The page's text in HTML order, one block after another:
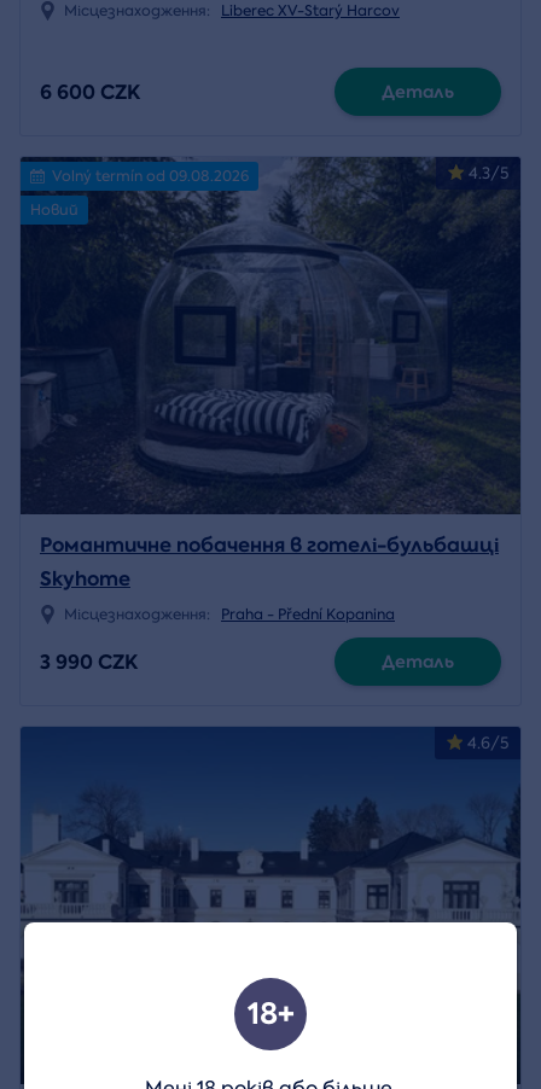
Місцезнаходження: Liberec XV-Starý Harcov
6 600 CZK Деталь
4.3/5
Volný termín od 09.08.2026
Новий
Романтичне побачення в готелі-бульбашці
Skyhome
Місцезнаходження: Praha - Přední Kopanina
3 990 CZK Деталь
4.6/5
18+